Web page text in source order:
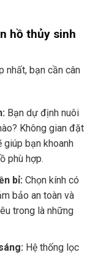
hồ thủy sinh
nhất, bạn cần cân
Bạn dự định nuôi
Không gian đặt
giúp bạn khoanh
phù hợp.
bỉ: Chọn kính có
bảo an toàn và
trong là những
Hệ thống lọc